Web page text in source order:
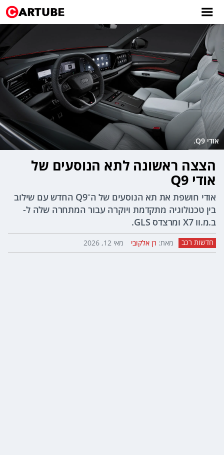
אודי Q9.
הצצה ראשונה לתא הנוסעים של
אודי Q9
אודי חושפת את תא הנוסעים של ה־Q9 החדש עם שילוב
בין טכנולוגיה מתקדמת ויוקרה עבור המתחרה שלה ל-
ב.מ.וו X7 ומרצדס GLS.
חדשות רכב מאת: רן אלקובי מאי 12, 2026